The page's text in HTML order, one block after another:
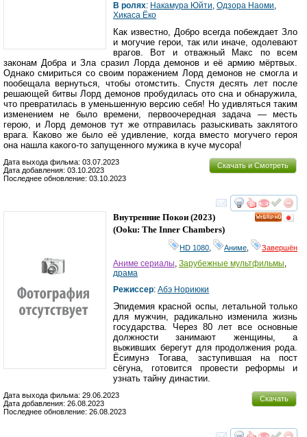
В ролях: Накамура Юйти, Одзора Наоми,
Хикаса Ёко
Как известно, Добро всегда побеждает Зло
и могучие герои, так или иначе, одолевают
врагов. Вот и отважный Макс по всем
законам Добра и Зла сразил Лорда демонов и её армию мёртвых.
Однако смириться со своим поражением Лорд демонов не смогла и
пообещала вернуться, чтобы отомстить. Спустя десять лет после
решающей битвы Лорд демонов пробудилась ото сна и обнаружила,
что превратилась в уменьшенную версию себя! Но удивляться таким
изменением не было времени, первоочередная задача — месть
герою, и Лорд демонов тут же отправилась разыскивать заклятого
врага. Каково же было её удивление, когда вместо могучего героя
она нашла какого-то запущенного мужика в куче мусора!
Скачать и Смотреть
Дата выхода фильма: 03.07.2023
Дата добавления: 03.10.2023
Последнее обновление: 03.10.2023
смотреть
Внутренние Покои (2023)
(Ooku: The Inner Chambers)
HD 1080 Аниме Завершён
Аниме сериалы, Зарубежные мультфильмы,
драма
Режиссер: Абэ Нориюки
Эпидемия красной оспы, летальной только
для мужчин, радикально изменила жизнь
государства. Через 80 лет все основные
должности занимают женщины, а
выживших берегут для продолжения рода.
Ёсимунэ Тогава, заступившая на пост
сёгуна, готовится провести реформы и
узнать тайну династии.
Скачать
Дата выхода фильма: 29.06.2023
Дата добавления: 26.08.2023
Последнее обновление: 26.08.2023